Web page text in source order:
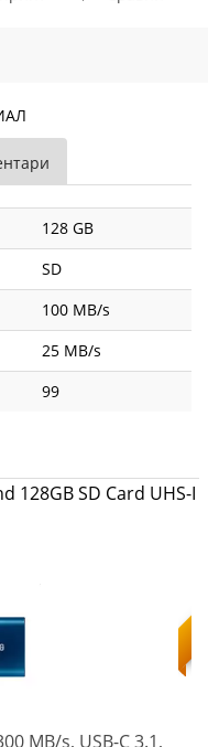
128 GB
SD
100 MB/s
25 MB/s
99
128GB SD Card UHS-I
MB/s, USB-C 3.1,